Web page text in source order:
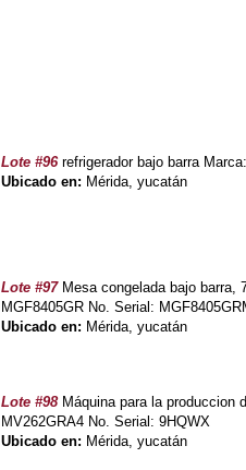
Lote #96refrigerador bajo barra
Ubicado en: Mérida, yucatán
Lote #97Mesa congelada bajo barra,
MGF8405GR No. Serial:
Ubicado en: Mérida, yucatán
Lote #98Máquina para la produccion
MV262GRA4 No. Serial: 9HQWX
Ubicado en: Mérida, yucatán